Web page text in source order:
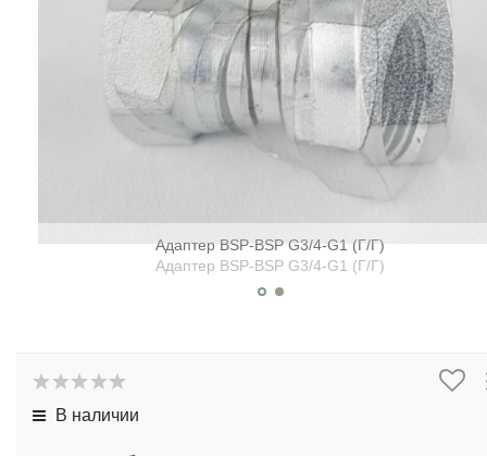
Адаптер BSP-BSP G3/4-G1 (Г/Г)
Адаптер BSP-BSP G3/4-G1 (Г/Г)
В наличии